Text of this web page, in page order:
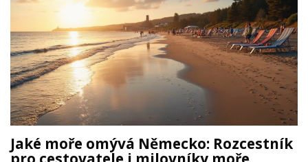
Jaké moře omývá Německo: Rozcestník